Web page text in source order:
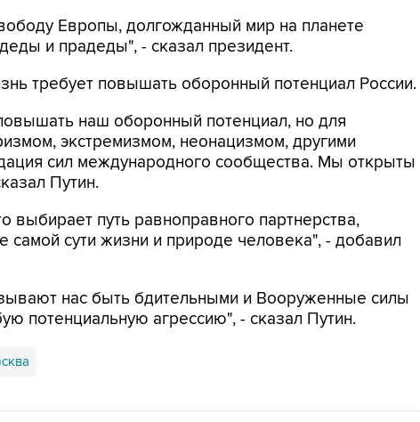
Европы, долгожданный мир на планете
и прадеды", - сказал президент.
требует повышать оборонный потенциал России.
наш оборонный потенциал, но для
экстремизмом, неонацизмом, другими
сил международного сообщества. Мы открыты
Путин.
выбирает путь равноправного партнерства,
самой сути жизни и природе человека", - добавил
нас быть бдительными и Вооруженные силы
потенциальную агрессию", - сказал Путин.